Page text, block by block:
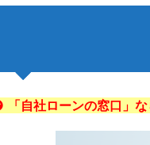
「自社ローンの窓口」